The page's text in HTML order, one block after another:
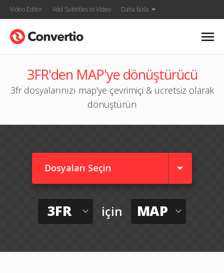
Video Editor Add Subtitles to Video Daha fazla
3FR'den MAP'ye dönüştürücü
3fr dosyalarınızı map'ye çevrimiçi & ücretsiz olarak
dönüştürün
Dosyaları Seçin
3FR için MAP